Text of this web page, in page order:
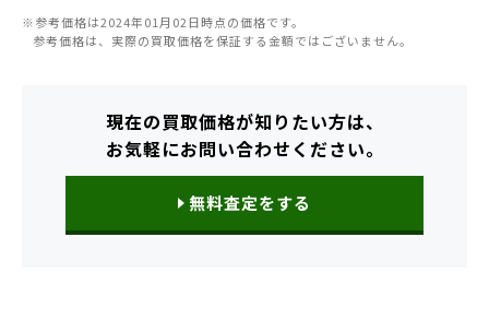
※参考価格は2024年01月02日時点の価格です。
参考価格は、実際の買取価格を保証する金額ではございません。
現在の買取価格が知りたい方は、
お気軽にお問い合わせください。
無料査定をする